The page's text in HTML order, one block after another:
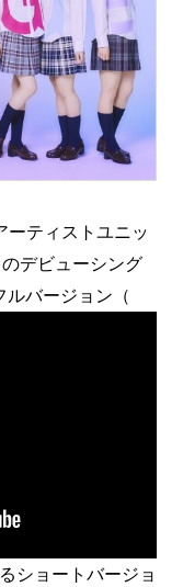
ーティストユニッ
のデビューシング
ルバージョン（
ショートバージョ